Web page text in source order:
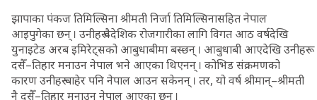
झापाका पंकज तिमिल्सिना श्रीमती निर्जा तिमिल्सिनासहित नेपाल
आइपुगेका छन् । उनीहरू वैदेशिक रोजगारीका लागि विगत आठ वर्षदेखि
युनाइटेड अरब इमिरेट्सको आबुधाबीमा बस्छन् । आबुधाबी आएदेखि उनीहरू
दसैँ–तिहार मनाउन नेपाल भने आएका थिएनन् । कोभिड संक्रमणको
कारण उनीहरू चाहेर पनि नेपाल आउन सकेनन् । तर, यो वर्ष श्रीमान्–श्रीमती
नै दसैँ–तिहार मनाउन नेपाल आएका छन् ।